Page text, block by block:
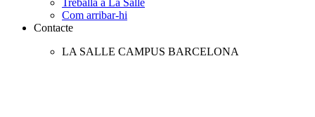
Treballa a La Salle
Com arribar-hi
Contacte
LA SALLE CAMPUS BARCELONA